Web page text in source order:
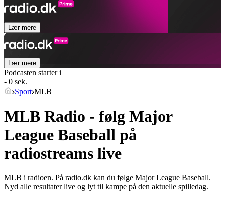
Lær mere
Lær mere
Podcasten starter i
- 0 sek.
Sport MLB
MLB Radio - følg Major
League Baseball på
radiostreams live
MLB i radioen. På radio.dk kan du følge Major League Baseball.
Nyd alle resultater live og lyt til kampe på den aktuelle spilledag.